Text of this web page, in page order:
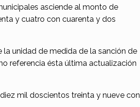
asciende al monto de
y cuatro con cuarenta y dos
unidad de medida de la sanción de
referencia ésta última actualización
mil doscientos treinta y nueve con